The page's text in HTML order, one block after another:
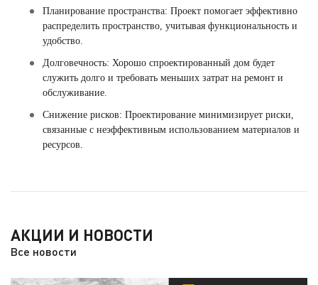
Планирование пространства: Проект помогает эффективно
распределить пространство, учитывая функциональность и
удобство.
Долговечность: Хорошо спроектированный дом будет
служить долго и требовать меньших затрат на ремонт и
обслуживание.
Снижение рисков: Проектирование минимизирует риски,
связанные с неэффективным использованием материалов и
ресурсов.
АКЦИИ И НОВОСТИ
Все новости